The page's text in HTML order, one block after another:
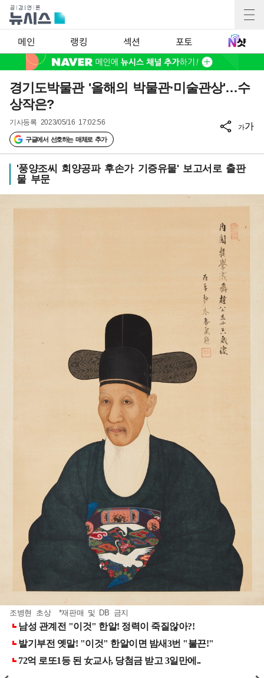
메인 랭킹 섹션 포토
경기도박물관 '올해의 박물관·미술관상'…수
상작은?
기사등록 2023/05/16 17:02:56
구글에서 선호하는 매체로 추가
가가
'풍양조씨 회양공파 후손가 기증유물' 보고서로 출판
물 부문
조병현 초상 *재판매 및 DB 금지